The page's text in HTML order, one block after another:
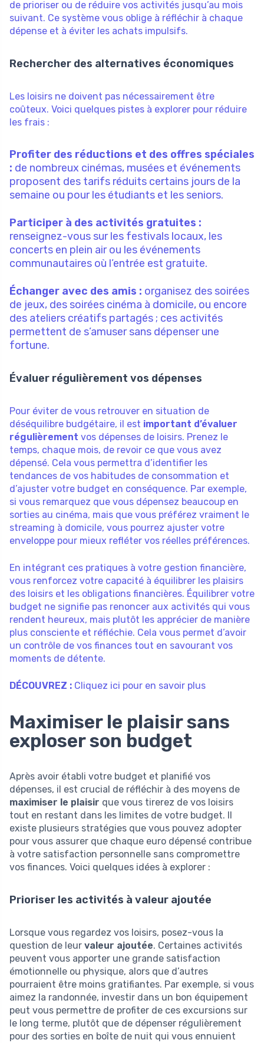
de prioriser ou de réduire vos activités jusqu’au mois
suivant. Ce système vous oblige à réfléchir à chaque
dépense et à éviter les achats impulsifs.
Rechercher des alternatives économiques
Les loisirs ne doivent pas nécessairement être
coûteux. Voici quelques pistes à explorer pour réduire
les frais :
Profiter des réductions et des offres spéciales
: de nombreux cinémas, musées et événements
proposent des tarifs réduits certains jours de la
semaine ou pour les étudiants et les seniors.
Participer à des activités gratuites :
renseignez-vous sur les festivals locaux, les
concerts en plein air ou les événements
communautaires où l’entrée est gratuite.
Échanger avec des amis : organisez des soirées
de jeux, des soirées cinéma à domicile, ou encore
des ateliers créatifs partagés ; ces activités
permettent de s’amuser sans dépenser une
fortune.
Évaluer régulièrement vos dépenses
Pour éviter de vous retrouver en situation de
déséquilibre budgétaire, il est important d’évaluer
régulièrement vos dépenses de loisirs. Prenez le
temps, chaque mois, de revoir ce que vous avez
dépensé. Cela vous permettra d’identifier les
tendances de vos habitudes de consommation et
d’ajuster votre budget en conséquence. Par exemple,
si vous remarquez que vous dépensez beaucoup en
sorties au cinéma, mais que vous préférez vraiment le
streaming à domicile, vous pourrez ajuster votre
enveloppe pour mieux refléter vos réelles préférences.
En intégrant ces pratiques à votre gestion financière,
vous renforcez votre capacité à équilibrer les plaisirs
des loisirs et les obligations financières. Équilibrer votre
budget ne signifie pas renoncer aux activités qui vous
rendent heureux, mais plutôt les apprécier de manière
plus consciente et réfléchie. Cela vous permet d’avoir
un contrôle de vos finances tout en savourant vos
moments de détente.
DÉCOUVREZ : Cliquez ici pour en savoir plus
Maximiser le plaisir sans
exploser son budget
Après avoir établi votre budget et planifié vos
dépenses, il est crucial de réfléchir à des moyens de
maximiser le plaisir que vous tirerez de vos loisirs
tout en restant dans les limites de votre budget. Il
existe plusieurs stratégies que vous pouvez adopter
pour vous assurer que chaque euro dépensé contribue
à votre satisfaction personnelle sans compromettre
vos finances. Voici quelques idées à explorer :
Prioriser les activités à valeur ajoutée
Lorsque vous regardez vos loisirs, posez-vous la
question de leur valeur ajoutée. Certaines activités
peuvent vous apporter une grande satisfaction
émotionnelle ou physique, alors que d’autres
pourraient être moins gratifiantes. Par exemple, si vous
aimez la randonnée, investir dans un bon équipement
peut vous permettre de profiter de ces excursions sur
le long terme, plutôt que de dépenser régulièrement
pour des sorties en boîte de nuit qui vous ennuient